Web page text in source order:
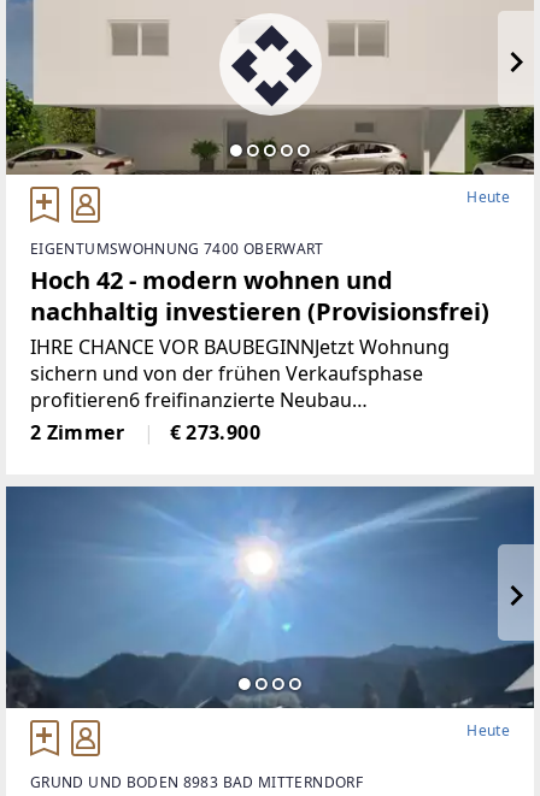
Heute
EIGENTUMSWOHNUNG 7400 OBERWART
Hoch 42 - modern wohnen und
nachhaltig investieren (Provisionsfrei)
IHRE CHANCE VOR BAUBEGINNJetzt Wohnung
sichern und von der frühen Verkaufsphase
profitieren6 freifinanzierte Neubau
EigentumswohnungenWohnungsgrößen von ca. 50
m² bis 68 m²Alle Wohnungen sind entweder mit
2 Zimmer € 273.900
Heute
GRUND UND BODEN 8983 BAD MITTERNDORF